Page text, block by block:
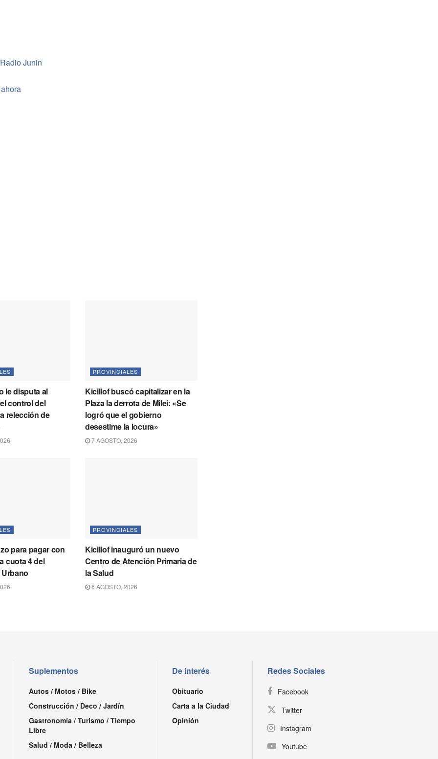
Junin
le disputa al
control del
relección de
PROVINCIALES
Kicillof buscó capitalizar en la
Plaza la derrota de Milei: «Se
logró que el gobierno
desestime la locura»
7 AGOSTO, 2026
para pagar con
cuota 4 del
PROVINCIALES
Kicillof inauguró un nuevo
Centro de Atención Primaria de
la Salud
6 AGOSTO, 2026
Suplementos
Autos / Motos / Bike
Construcción / Deco / Jardín
Gastronomía / Turismo / Tiempo
Libre
Salud / Moda / Belleza
De interés
Obituario
Carta a la Ciudad
Opinión
Redes Sociales
Facebook
Twitter
Instagram
Youtube